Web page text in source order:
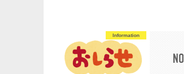
Information